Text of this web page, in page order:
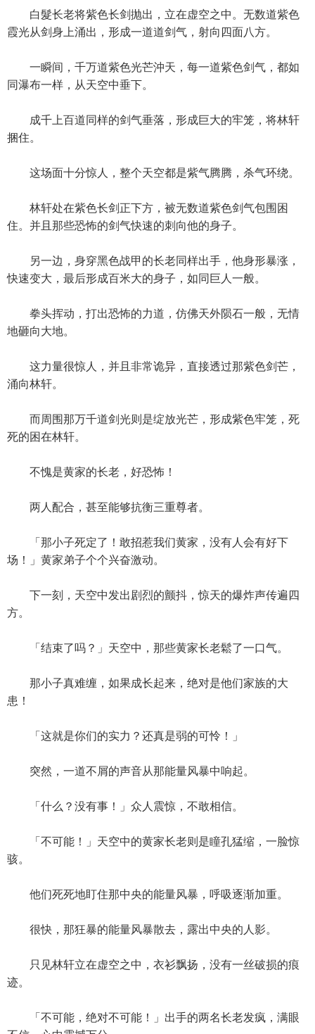
白髮长老将紫色长剑抛出，立在虚空之中。无数道紫色
霞光从剑身上涌出，形成一道道剑气，射向四面八方。
一瞬间，千万道紫色光芒沖天，每一道紫色剑气，都如
同瀑布一样，从天空中垂下。
成千上百道同样的剑气垂落，形成巨大的牢笼，将林轩
捆住。
这场面十分惊人，整个天空都是紫气腾腾，杀气环绕。
林轩处在紫色长剑正下方，被无数道紫色剑气包围困
住。并且那些恐怖的剑气快速的刺向他的身子。
另一边，身穿黑色战甲的长老同样出手，他身形暴涨，
快速变大，最后形成百米大的身子，如同巨人一般。
拳头挥动，打出恐怖的力道，仿佛天外陨石一般，无情
地砸向大地。
这力量很惊人，并且非常诡异，直接透过那紫色剑芒，
涌向林轩。
而周围那万千道剑光则是绽放光芒，形成紫色牢笼，死
死的困在林轩。
不愧是黄家的长老，好恐怖！
两人配合，甚至能够抗衡三重尊者。
「那小子死定了！敢招惹我们黄家，没有人会有好下
场！」黄家弟子个个兴奋激动。
下一刻，天空中发出剧烈的颤抖，惊天的爆炸声传遍四
方。
「结束了吗？」天空中，那些黄家长老鬆了一口气。
那小子真难缠，如果成长起来，绝对是他们家族的大
患！
「这就是你们的实力？还真是弱的可怜！」
突然，一道不屑的声音从那能量风暴中响起。
「什么？没有事！」众人震惊，不敢相信。
「不可能！」天空中的黄家长老则是瞳孔猛缩，一脸惊
骇。
他们死死地盯住那中央的能量风暴，呼吸逐渐加重。
很快，那狂暴的能量风暴散去，露出中央的人影。
只见林轩立在虚空之中，衣衫飘扬，没有一丝破损的痕
迹。
「不可能，绝对不可能！」出手的两名长老发疯，满眼